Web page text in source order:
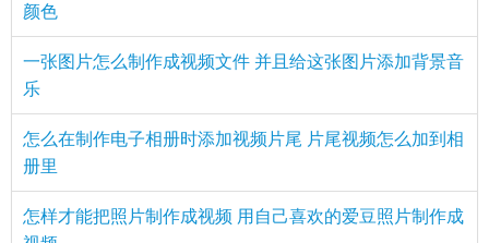
颜色
一张图片怎么制作成视频文件 并且给这张图片添加背景音
乐
怎么在制作电子相册时添加视频片尾 片尾视频怎么加到相
册里
怎样才能把照片制作成视频 用自己喜欢的爱豆照片制作成